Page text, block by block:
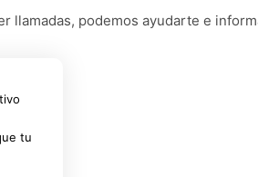
llamadas, podemos ayudarte e
tu